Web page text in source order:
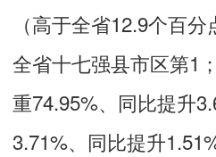
（高于全省12.9个百
全省十七强县市区第1
重74.95%、同比提升
3.71%、同比提升